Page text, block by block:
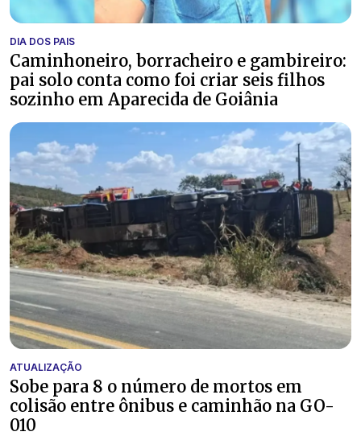
DIA DOS PAIS
Caminhoneiro, borracheiro e gambireiro:
pai solo conta como foi criar seis filhos
sozinho em Aparecida de Goiânia
ATUALIZAÇÃO
Sobe para 8 o número de mortos em
colisão entre ônibus e caminhão na GO-
010